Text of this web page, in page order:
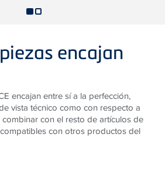
encajan
encajan entre sí a la perfección,
vista técnico como con respecto a
con el resto de artículos de
con otros productos del